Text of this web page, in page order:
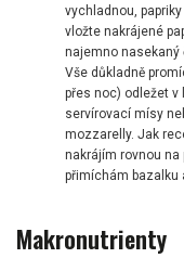
vychladnou,
vložte nakrájené
najemno nasekaný
Vše důkladně
přes noc) odležet v
servírovací mísy
mozzarelly. Jak
nakrájím rovnou na
přimíchám bazalku
Makronutrienty